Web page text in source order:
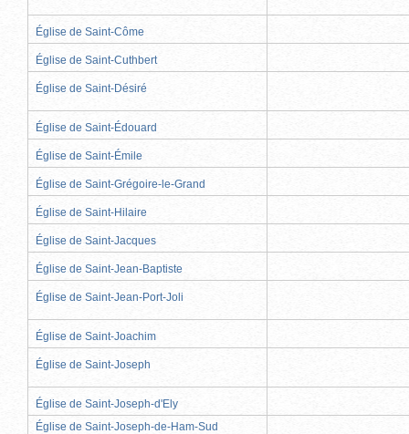
Église de Saint-Côme
Église de Saint-Cuthbert
Église de Saint-Désiré
Église de Saint-Édouard
Église de Saint-Émile
Église de Saint-Grégoire-le-Grand
Église de Saint-Hilaire
Église de Saint-Jacques
Église de Saint-Jean-Baptiste
Église de Saint-Jean-Port-Joli
Église de Saint-Joachim
Église de Saint-Joseph
Église de Saint-Joseph-d'Ely
Église de Saint-Joseph-de-Ham-Sud